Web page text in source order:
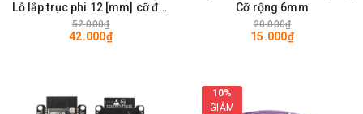
Lỗ lắp trục phi 12 [mm] cỡ đai
rộng 6mm
52.000₫
42.000₫
Cỡ rộng 6mm
20.000₫
15.000₫
10%
GIẢM